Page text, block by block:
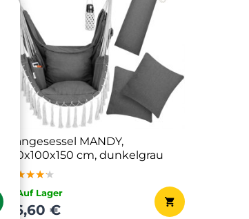
Hängesessel MANDY,
170x100x150 cm, dunkelgrau
★★★★★
★★★★★
★★★★★
✔ Auf Lager
36,60 €